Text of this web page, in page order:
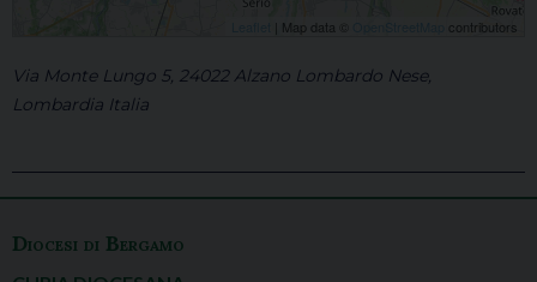
| Map data © contributors
Via Monte Lungo 5, 24022 Alzano Lombardo Nese,
Lombardia Italia
Diocesi di Bergamo